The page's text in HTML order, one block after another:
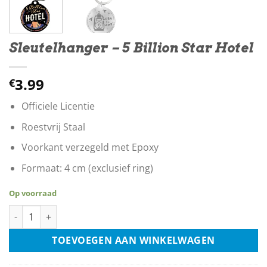
Sleutelhanger – 5 Billion Star Hotel
€3.99
Officiele Licentie
Roestvrij Staal
Voorkant verzegeld met Epoxy
Formaat: 4 cm (exclusief ring)
Op voorraad
Sleutelhanger - 5 Billion Star Hotel aantal
TOEVOEGEN AAN WINKELWAGEN